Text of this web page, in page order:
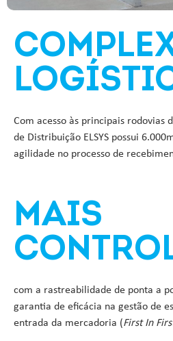
Com acesso às principais rodovias
de Distribuição ELSYS possui
agilidade no processo de
MAIS
com a rastreabilidade de ponta a
garantia de eficácia na gestão de
entrada da mercadoria (First In